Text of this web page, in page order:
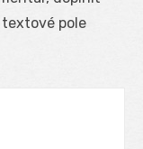
pole